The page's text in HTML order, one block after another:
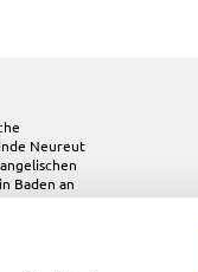
Neureut
Baden an